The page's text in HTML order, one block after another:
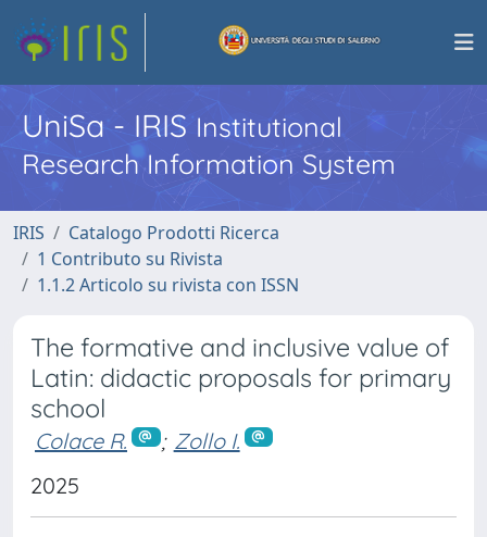
UniSa - IRISInstitutional
Research Information System
IRIS
Catalogo Prodotti Ricerca
1 Contributo su Rivista
1.1.2 Articolo su rivista con ISSN
The formative and inclusive value of
Latin: didactic proposals for primary
school
Colace R. ; Zollo I.
2025